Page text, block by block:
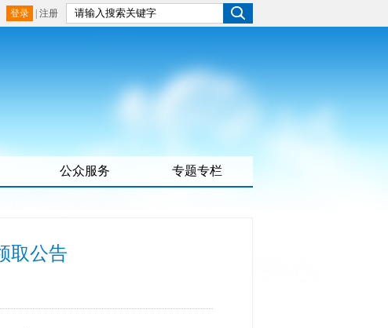
登录 注册
公众服务 专题专栏
取公告